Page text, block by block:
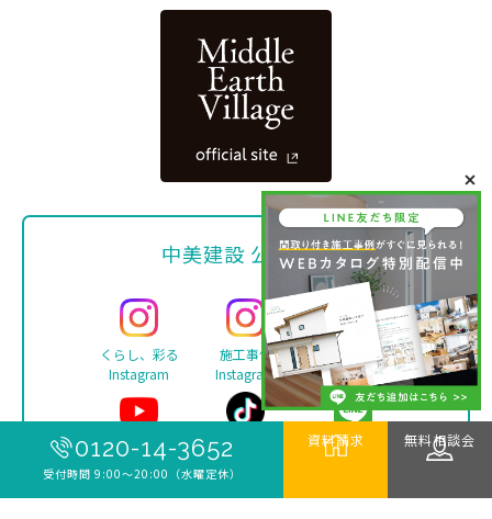
0120-14-3652
受付時間 9:00〜20:00（水曜定休）
資料請求 無料相談会
中美建設 公式SNS
くらし、彩る
Instagram
施工事例
Instagram
Facebook
YouTube TikTok LINE